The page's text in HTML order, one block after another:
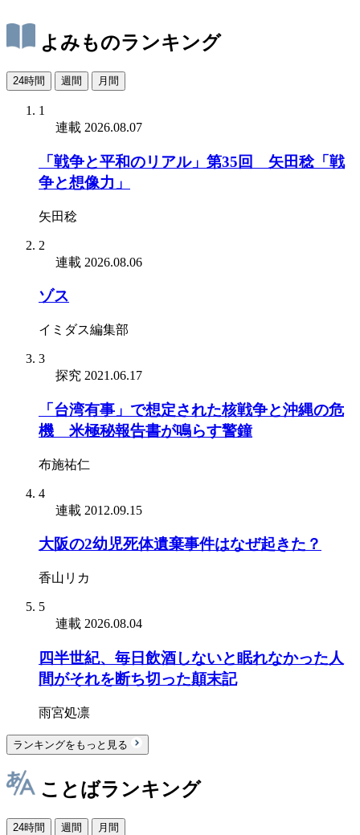
よみものランキング
24時間 週間 月間
1
連載 2026.08.07
「戦争と平和のリアル」第35回 矢田稔「戦
争と想像力」
矢田稔
2
連載 2026.08.06
ゾス
イミダス編集部
3
探究 2021.06.17
「台湾有事」で想定された核戦争と沖縄の危
機 米極秘報告書が鳴らす警鐘
布施祐仁
4
連載 2012.09.15
大阪の2幼児死体遺棄事件はなぜ起きた？
香山リカ
5
連載 2026.08.04
四半世紀、毎日飲酒しないと眠れなかった人
間がそれを断ち切った顛末記
雨宮処凛
ランキングをもっと見る
ことばランキング
24時間 週間 月間